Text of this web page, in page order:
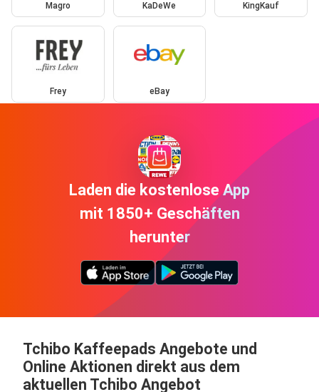
Magro KaDeWe KingKauf
Frey eBay
Laden die kostenlose App
mit 1850+ Geschäften
herunter
Tchibo Kaffeepads Angebote und
Online Aktionen direkt aus dem
aktuellen Tchibo Angebot